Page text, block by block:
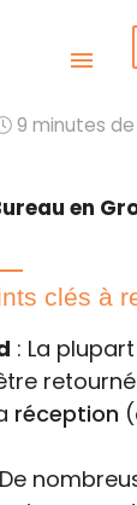
menu
9 minutes
en
clés à
: La
réception